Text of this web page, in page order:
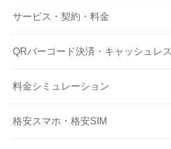
サービス・契約・料金
QRバーコード決済・キャッシュレス
料金シミュレーション
格安スマホ・格安SIM